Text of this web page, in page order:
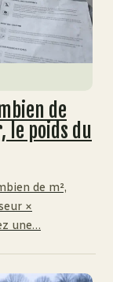
de
le poids du
de m²,
×
une…